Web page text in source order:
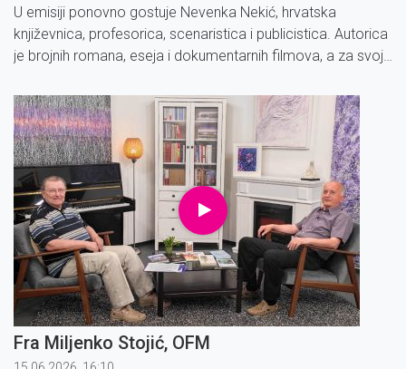
U emisiji ponovno gostuje Nevenka Nekić, hrvatska
književnica, profesorica, scenaristica i publicistica. Autorica
je brojnih romana, eseja i dokumentarnih filmova, a za svoj
obrazovanja primila niz uglednih priznanja.
Fra Miljenko Stojić, OFM